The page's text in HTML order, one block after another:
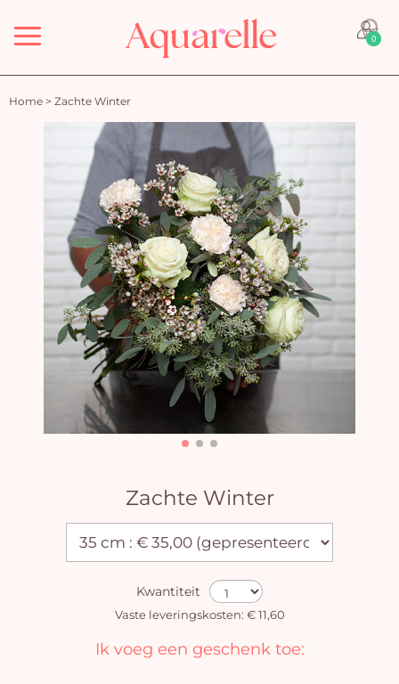
Menu 0
Home > Zachte Winter
Zachte Winter
Kwantiteit
Vaste leveringskosten: € 11,60
Ik voeg een geschenk toe: